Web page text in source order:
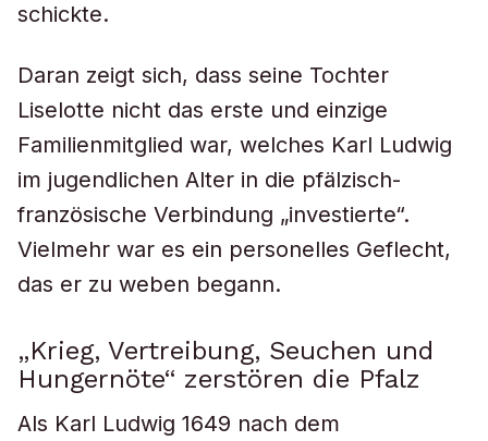
schickte.
Daran zeigt sich, dass seine Tochter
Liselotte nicht das erste und einzige
Familienmitglied war, welches Karl Ludwig
im jugendlichen Alter in die pfälzisch-
französische Verbindung „investierte“.
Vielmehr war es ein personelles Geflecht,
das er zu weben begann.
„Krieg, Vertreibung, Seuchen und
Hungernöte“ zerstören die Pfalz
Als Karl Ludwig 1649 nach dem